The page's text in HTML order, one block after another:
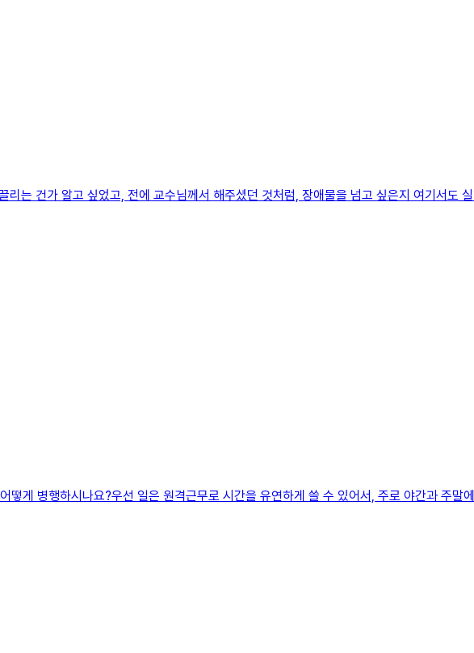
는 건가 알고 싶었고, 전에 교수님께서 해주셨던 것처럼, 장애물을 넘고 싶은지 여기서도
게 병행하시나요?우선 일은 원격근무로 시간을 유연하게 쓸 수 있어서, 주로 야간과 주말